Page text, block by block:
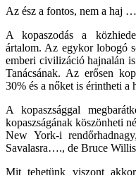
Az ész a fontos, nem a haj
A kopaszodás a
ártalom. Az egykor lobogó
emberi civilizáció hajnalán
Tanácsának. Az erősen
30% és a nőket is érintheti
A kopaszsággal
kopaszságának köszönheti
New York-i
Savalasra…., de Bruce
Mit tehetünk viszont